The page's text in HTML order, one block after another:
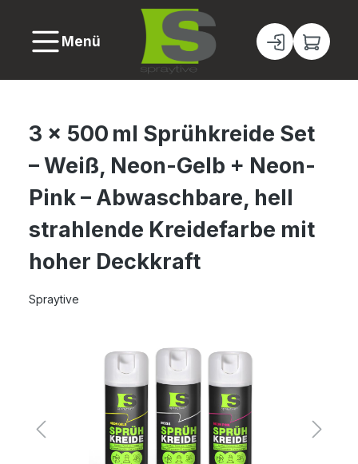
Menü
3 × 500 ml Sprühkreide Set
– Weiß, Neon-Gelb + Neon-
Pink – Abwaschbare, hell
strahlende Kreidefarbe mit
hoher Deckkraft
Spraytive
Bildergalerie überspringen